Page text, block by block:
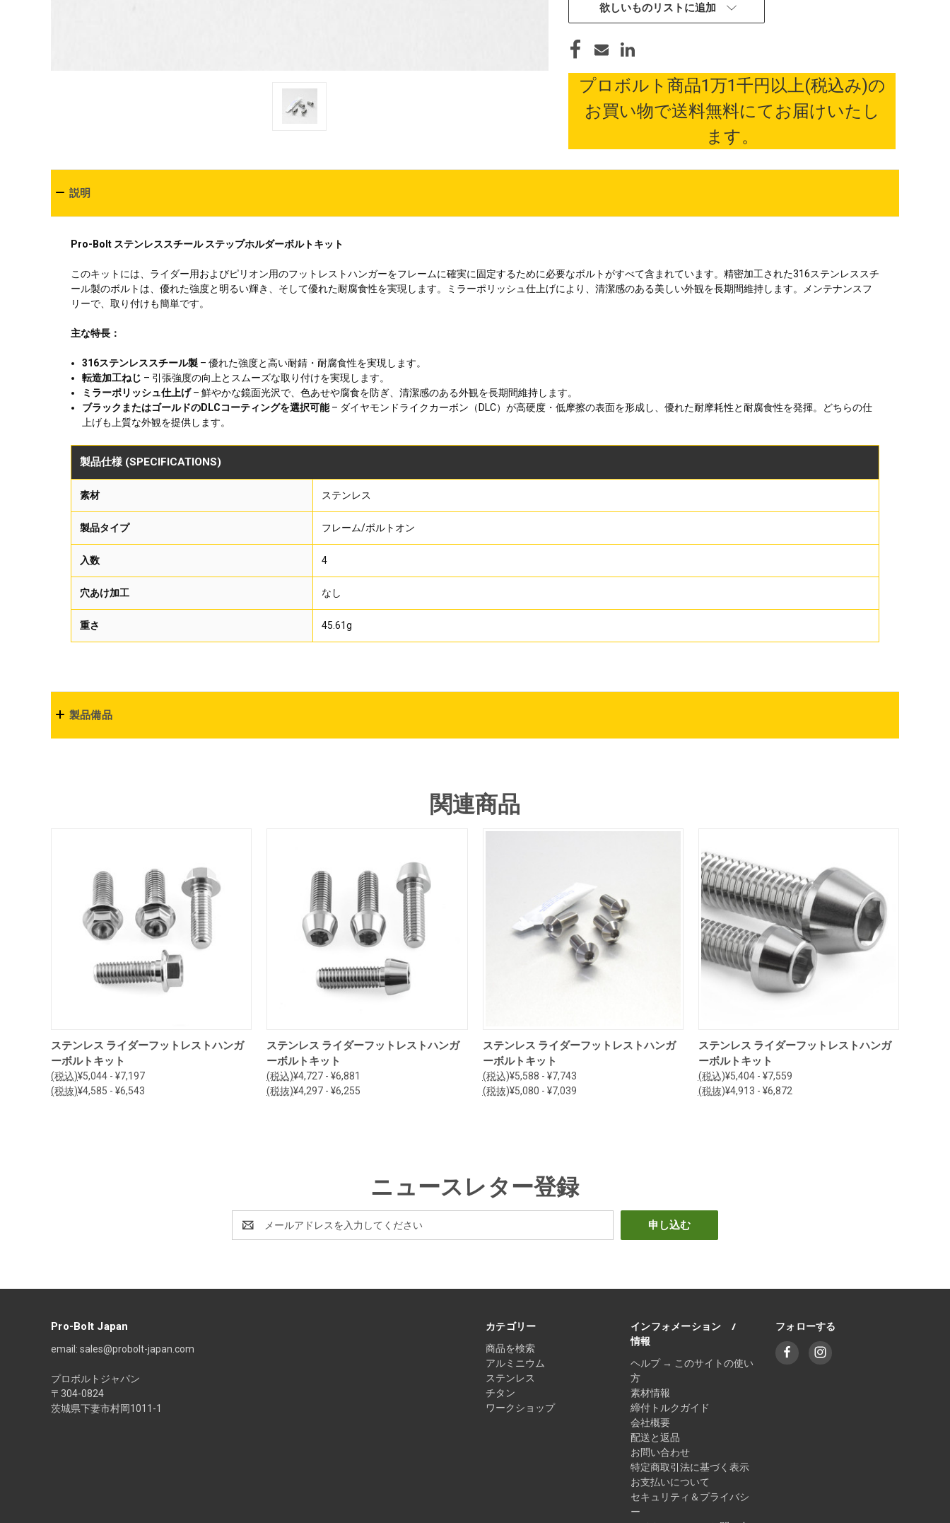
欲しいものリストに追加
プロボルト商品1万1千円以上(税込み)の
お買い物で送料無料にてお届けいたし
ます。
説明
Pro-Bolt ステンレススチール ステップホルダーボルトキット
このキットには、ライダー用およびピリオン用のフットレストハンガーをフレームに確実に固定するために必要なボルトがすべて含まれています。精密加工された316ステンレススチ
ール製のボルトは、優れた強度と明るい輝き、そして優れた耐腐食性を実現します。ミラーポリッシュ仕上げにより、清潔感のある美しい外観を長期間維持します。メンテナンスフ
リーで、取り付けも簡単です。
主な特長：
316ステンレススチール製 – 優れた強度と高い耐錆・耐腐食性を実現します。
転造加工ねじ – 引張強度の向上とスムーズな取り付けを実現します。
ミラーポリッシュ仕上げ– 鮮やかな鏡面光沢で、色あせや腐食を防ぎ、清潔感のある外観を長期間維持します。
ブラックまたはゴールドのDLCコーティングを選択可能– ダイヤモンドライクカーボン（DLC）が高硬度・低摩擦の表面を形成し、優れた耐摩耗性と耐腐食性を発揮。どちらの仕
上げも上質な外観を提供します。
製品仕様 (SPECIFICATIONS)
素材 ステンレス
製品タイプ フレーム/ボルトオン
入数 4
穴あけ加工 なし
重さ 45.61g
製品備品
関連商品
オプションを見る
ステンレス ライダーフットレストハンガ
ーボルトキット
¥5,044 - ¥7,197
(税込)
¥4,585 - ¥6,543
(税抜)
オプションを見る
ステンレス ライダーフットレストハンガ
ーボルトキット
¥4,727 - ¥6,881
(税込)
¥4,297 - ¥6,255
(税抜)
オプションを見る
ステンレス ライダーフットレストハンガ
ーボルトキット
¥5,588 - ¥7,743
(税込)
¥5,080 - ¥7,039
(税抜)
オプションを見る
ステンレス ライダーフットレストハンガ
ーボルトキット
¥5,404 - ¥7,559
(税込)
¥4,913 - ¥6,872
(税抜)
ニュースレター登録
ド
カテゴリー
商品を検索
アルミニウム
ステンレス
チタン
ワークショップ
インフォメーション /
情報
ヘルプ → このサイトの使い
方
素材情報
締付トルクガイド
会社概要
配送と返品
お問い合わせ
特定商取引法に基づく表示
お支払いについて
セキュリティ＆プライバシ
ー
フォローする
Pro-Bolt Japan
email: sales@probolt-japan.com
プロボルトジャパン
〒304-0824
茨城県下妻市村岡1011-1